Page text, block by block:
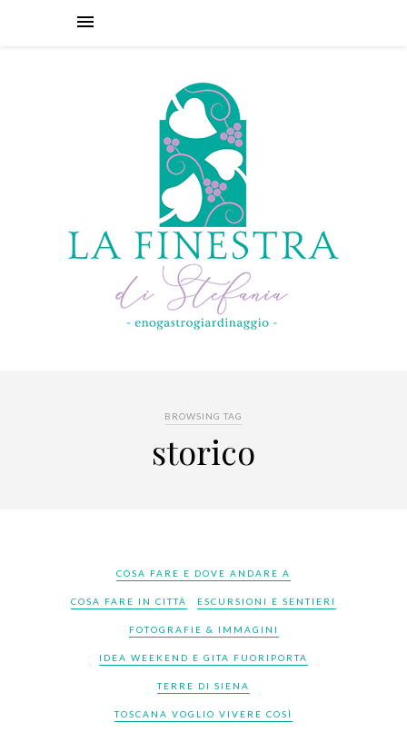
BROWSING TAG
storico
COSA FARE E DOVE ANDARE A
COSA FARE IN CITTÀ ESCURSIONI E SENTIERI
FOTOGRAFIE & IMMAGINI
IDEA WEEKEND E GITA FUORIPORTA
TERRE DI SIENA
TOSCANA VOGLIO VIVERE COSÌ